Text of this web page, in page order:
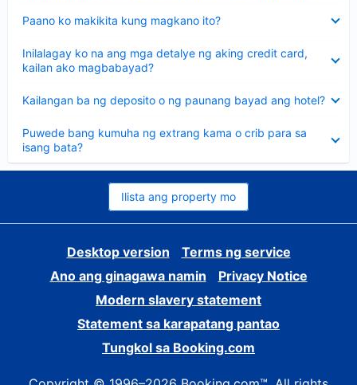
Paano ko makikita kung magkano ito?
ang
Inilalagay ko na ang mga detalye ng aking credit card,
kailan ako magbabayad?
ang
sagot
Kailangan ba ng deposito o ng paunang bayad ang hotel?
ang
Puwede bang kumuha ng extrang kama o crib para sa
isang bata?
ang
sagot
Ilista ang property mo
Desktop version
Terms ng service
Ano ang ginagawa namin
Privacy Notice
Modern slavery statement
Statement sa karapatang pantao
Tungkol sa Booking.com